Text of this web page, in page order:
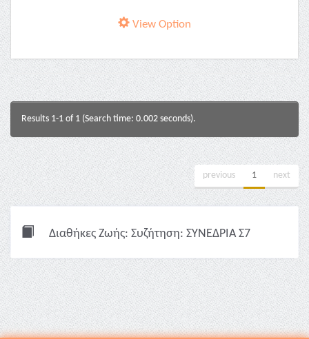
View Option
Results 1-1 of 1 (Search time: 0.002 seconds).
previous 1 next
Διαθήκες Ζωής: Συζήτηση: ΣΥΝΕΔΡΙΑ Σ7